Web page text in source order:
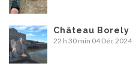
Château Borely
22 h 30 min 04 Déc 2024